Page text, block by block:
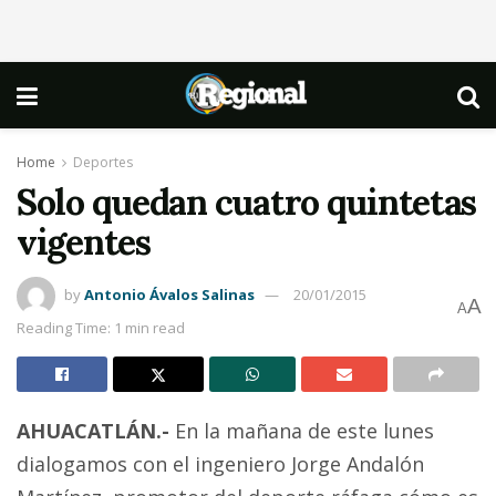
Home Deportes
Solo quedan cuatro quintetas
vigentes
byAntonio Ávalos Salinas
20/01/2015
Reading Time: 1 min read
AA
AHUACATLÁN.- En la mañana de este lunes
dialogamos con el ingeniero Jorge Andalón